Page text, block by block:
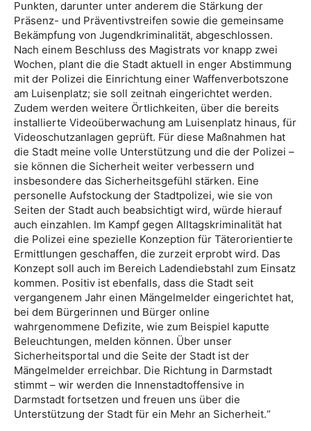
Punkten, darunter unter anderem die Stärkung der
Präsenz- und Präventivstreifen sowie die gemeinsame
Bekämpfung von Jugendkriminalität, abgeschlossen.
Nach einem Beschluss des Magistrats vor knapp zwei
Wochen, plant die die Stadt aktuell in enger Abstimmung
mit der Polizei die Einrichtung einer Waffenverbotszone
am Luisenplatz; sie soll zeitnah eingerichtet werden.
Zudem werden weitere Örtlichkeiten, über die bereits
installierte Videoüberwachung am Luisenplatz hinaus, für
Videoschutzanlagen geprüft. Für diese Maßnahmen hat
die Stadt meine volle Unterstützung und die der Polizei –
sie können die Sicherheit weiter verbessern und
insbesondere das Sicherheitsgefühl stärken. Eine
personelle Aufstockung der Stadtpolizei, wie sie von
Seiten der Stadt auch beabsichtigt wird, würde hierauf
auch einzahlen. Im Kampf gegen Alltagskriminalität hat
die Polizei eine spezielle Konzeption für Täterorientierte
Ermittlungen geschaffen, die zurzeit erprobt wird. Das
Konzept soll auch im Bereich Ladendiebstahl zum Einsatz
kommen. Positiv ist ebenfalls, dass die Stadt seit
vergangenem Jahr einen Mängelmelder eingerichtet hat,
bei dem Bürgerinnen und Bürger online
wahrgenommene Defizite, wie zum Beispiel kaputte
Beleuchtungen, melden können. Über unser
Sicherheitsportal und die Seite der Stadt ist der
Mängelmelder erreichbar. Die Richtung in Darmstadt
stimmt – wir werden die Innenstadtoffensive in
Darmstadt fortsetzen und freuen uns über die
Unterstützung der Stadt für ein Mehr an Sicherheit.“